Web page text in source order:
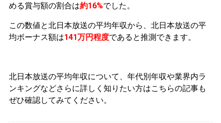
める賞与額の割合は約16%でした。
この数値と北日本放送の平均年収から、北日本放送の平
均ボーナス額は141万円程度であると推測できます。
北日本放送の平均年収について、年代別年収や業界内ラ
ンキングなどさらに詳しく知りたい方はこちらの記事も
ぜひ確認してみてください。